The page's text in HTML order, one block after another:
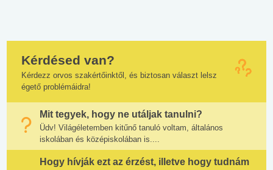
Kérdésed van?
Kérdezz orvos szakértőinktől, és biztosan választ lelsz
égető problémáidra!
Mit tegyek, hogy ne utáljak tanulni?
Üdv! Világéletemben kitűnő tanuló voltam, általános
iskolában és középiskolában is....
Hogy hívják ezt az érzést, illetve hogy tudnám